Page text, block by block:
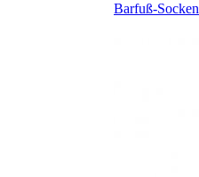
Barfuß-Socken